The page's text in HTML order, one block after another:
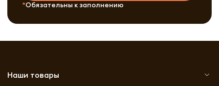
Обязательны к заполнению
Наши товары